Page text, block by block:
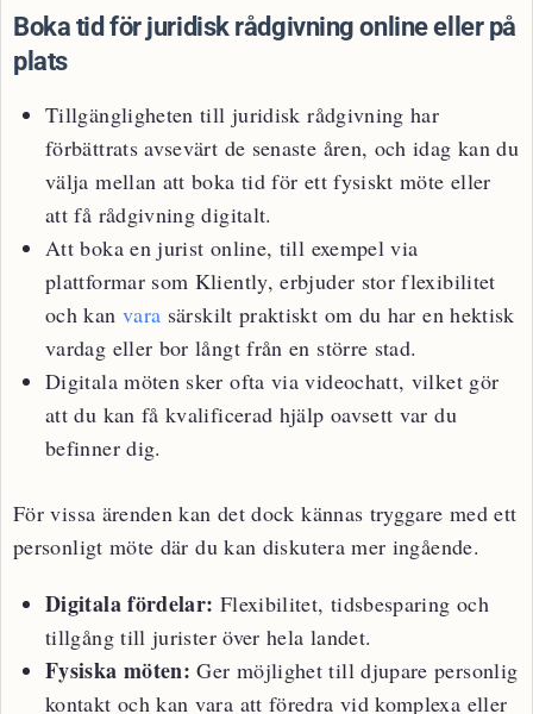
Boka tid för juridisk rådgivning online eller på
plats
Tillgängligheten till juridisk rådgivning har
förbättrats avsevärt de senaste åren, och idag kan du
välja mellan att boka tid för ett fysiskt möte eller
att få rådgivning digitalt.
Att boka en jurist online, till exempel via
plattformar som Kliently, erbjuder stor flexibilitet
och kan vara särskilt praktiskt om du har en hektisk
vardag eller bor långt från en större stad.
Digitala möten sker ofta via videochatt, vilket gör
att du kan få kvalificerad hjälp oavsett var du
befinner dig.
För vissa ärenden kan det dock kännas tryggare med ett
personligt möte där du kan diskutera mer ingående.
Digitala fördelar: Flexibilitet, tidsbesparing och
tillgång till jurister över hela landet.
Fysiska möten: Ger möjlighet till djupare personlig
kontakt och kan vara att föredra vid komplexa eller